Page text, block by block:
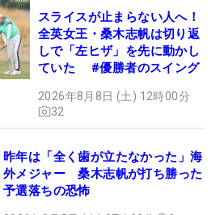
スライスが止まらない人へ！
全英女王・桑木志帆は切り返
しで「左ヒザ」を先に動かし
ていた #優勝者のスイング
2026年8月8日 (土) 12時00分
32
昨年は「全く歯が立たなかった」海
外メジャー 桑木志帆が打ち勝った
予選落ちの恐怖